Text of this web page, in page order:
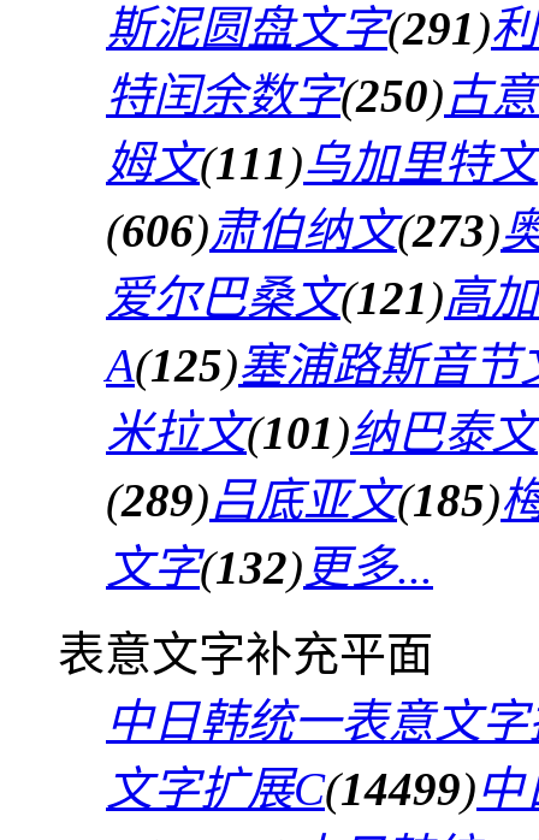
斯泥圆盘文字(291)
特闰余数字(250)古
姆文(111)乌加里特文
(606)肃伯纳文(273)
爱尔巴桑文(121)高
A(125)塞浦路斯音节
米拉文(101)纳巴泰文
(289)吕底亚文(185)
文字(132) 更多...
表意文字补充平面
中日韩统一表意文
文字扩展C(14499)